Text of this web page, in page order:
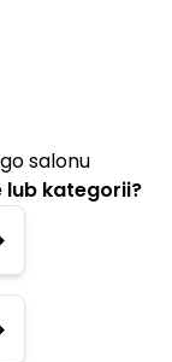
salonu
lub kategorii?